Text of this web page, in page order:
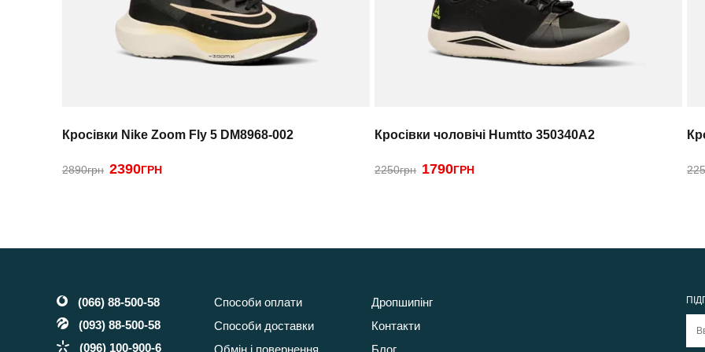
Кросівки Nike Zoom Fly 5 DM8968-002
2890грн 2390ГРН
Кросівки чоловічі Humtto 350340A2
2250грн 1790ГРН
(066) 88-500-58
(093) 88-500-58
(096) 100-900-6
Способи оплати
Способи доставки
Обмін і повернення
Дропшипінг
Контакти
Блог